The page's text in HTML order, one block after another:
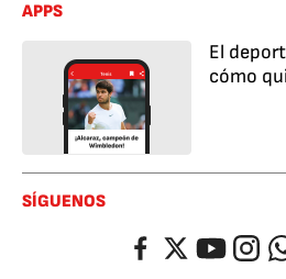
APPS
El
cómo
SÍGUENOS
FacebookTwitterYouTube